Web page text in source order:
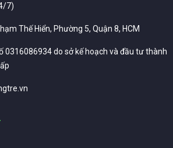
7)
Thế Hiển, Phường 5, Quận 8, HCM
0316086934 do sở kế hoạch và đầu tư thành